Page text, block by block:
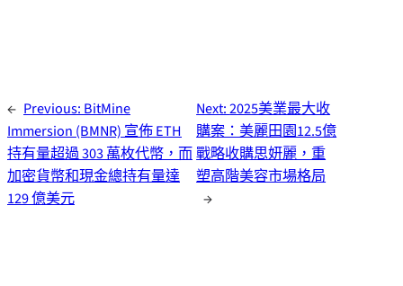
← Previous: BitMine
Immersion (BMNR) 宣佈 ETH
持有量超過 303 萬枚代幣，而
加密貨幣和現金總持有量達
129 億美元
Next:2025美業最大收
購案：美麗田園12.5億
戰略收購思妍麗，重
塑高階美容市場格局
→